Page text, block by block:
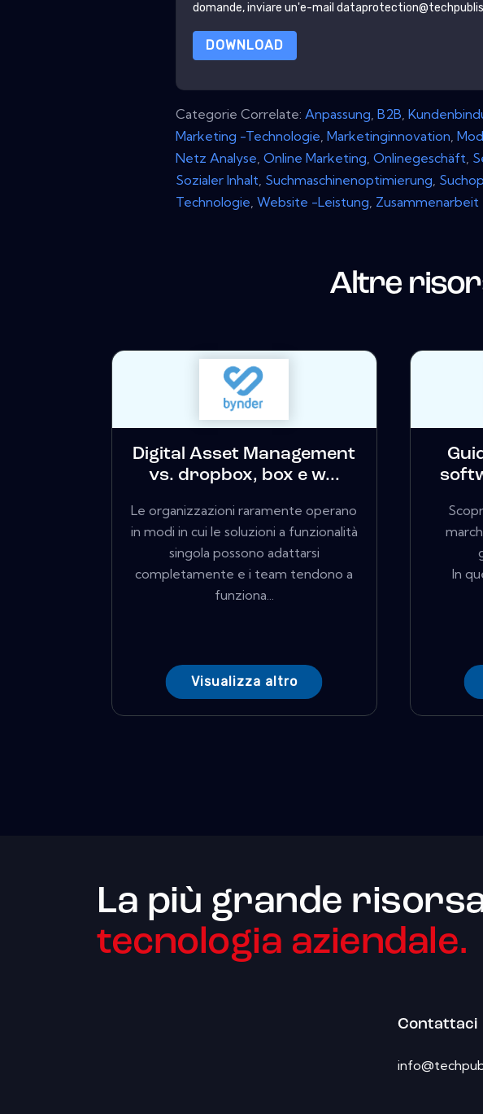
domande, inviare un'e-mail
DOWNLOAD
Categorie Correlate:Anpassung,B2B,
Marketing -Technologie,Marketinginnovation,
Netz Analyse,Online Marketing,Onlinegeschäft,
Sozialer Inhalt, Suchmaschinenoptimierung,
Technologie,Website -Leistung, Zusammenarbeit
Altre
Digital Asset Management
vs. dropbox, box e w...
Le organizzazioni raramente operano
in modi in cui le soluzioni a funzionalità
singola possono adattarsi
completamente e i team tendono a
funziona...
Visualizza altro
In
La più grande
tecnologia aziendale.
Contattaci